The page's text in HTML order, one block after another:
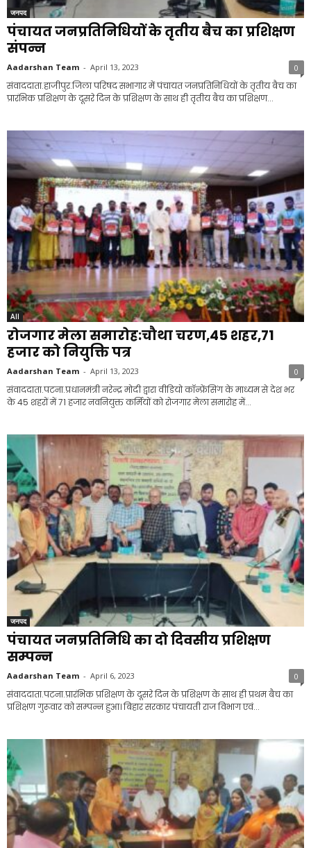
जनपद
पंचायत जनप्रतिनिधियों के तृतीय बैच का प्रशिक्षण
संपन्न
Aadarshan Team - April 13, 2023 0
संवाददाता.हाजीपुर.जिला परिषद सभागार में पंचायत जनप्रतिनिधियों के तृतीय बैच का
प्रारंभिक प्रशिक्षण के दूसरे दिन के प्रशिक्षण के साथ ही तृतीय बैच का प्रशिक्षण...
All
रोजगार मेला समारोह:चौथा चरण,45 शहर,71
हजार को नियुक्ति पत्र
Aadarshan Team - April 13, 2023 0
संवाददाता.पटना.प्रधानमंत्री नरेन्द्र मोदी द्वारा वीडियो कॉन्फ्रेंसिंग के माध्यम से देश भर
के 45 शहरों में 71 हजार नवनियुक्त कर्मियों को रोजगार मेला समारोह में...
जनपद
पंचायत जनप्रतिनिधि का दो दिवसीय प्रशिक्षण
सम्पन्न
Aadarshan Team - April 6, 2023 0
संवाददाता.पटना.प्रारंभिक प्रशिक्षण के दूसरे दिन के प्रशिक्षण के साथ ही प्रथम बैच का
प्रशिक्षण गुरूवार को सम्पन्न हुआ। बिहार सरकार पंचायती राज विभाग एवं...